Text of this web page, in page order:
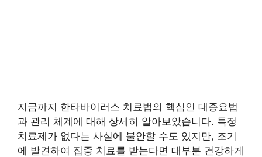
지금까지 한타바이러스 치료법의 핵심인 대증요법
과 관리 체계에 대해 상세히 알아보았습니다. 특정
치료제가 없다는 사실에 불안할 수도 있지만, 조기
에 발견하여 집중 치료를 받는다면 대부분 건강하게